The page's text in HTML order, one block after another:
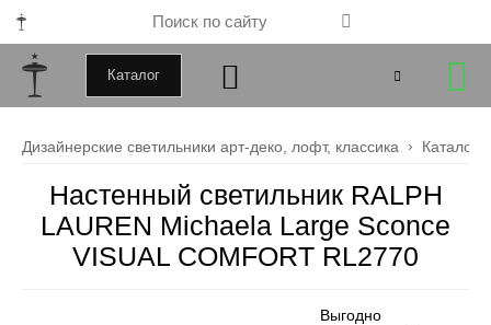
Каталог
Закрыть
Дизайнерские светильники арт-деко, лофт, классика Каталог
Настенный светильник RALPH
LAUREN Michaela Large Sconce
VISUAL COMFORT RL2770
Выгодно